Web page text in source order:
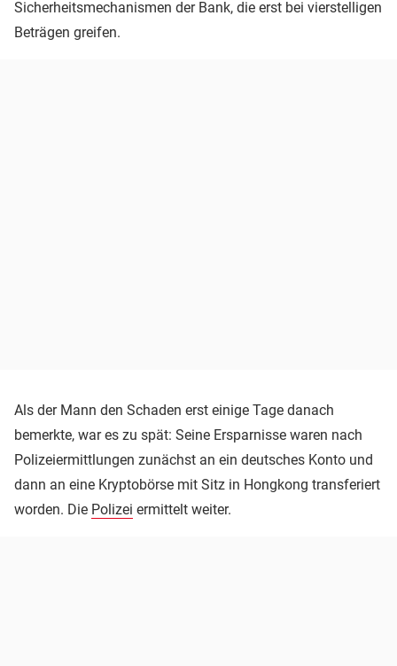
Sicherheitsmechanismen der Bank, die erst bei vierstelligen
Beträgen greifen.
Als der Mann den Schaden erst einige Tage danach
bemerkte, war es zu spät: Seine Ersparnisse waren nach
Polizeiermittlungen zunächst an ein deutsches Konto und
dann an eine Kryptobörse mit Sitz in Hongkong transferiert
worden. Die Polizei ermittelt weiter.